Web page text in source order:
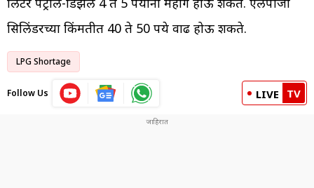
सिलिंडरच्या किंमतीत 40 ते 50 रुपये वाढ होऊ शकते.
LPG Shortage
Follow Us LIVE TV